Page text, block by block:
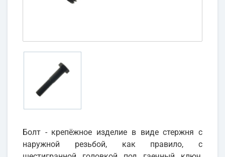
Болт - крепёжное изделие в виде стержня с
наружной резьбой, как правило, с